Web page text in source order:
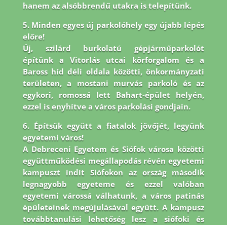
hanem az alsóbbrendű utakra is telepítünk.
5. Minden egyes új parkolóhely egy újabb lépés
előre!
Új, szilárd burkolatú gépjárműparkolót
építünk a Vitorlás utcai körforgalom és a
Baross híd déli oldala közötti, önkormányzati
területen, a mostani murvás parkoló és az
egykori, romossá lett Bahart-épület helyén,
ezzel is enyhítve a város parkolási gondjain.
6. Építsük együtt a fiatalok jövőjét, legyünk
egyetemi város!
A Debreceni Egyetem és Siófok városa közötti
együttműködési megállapodás révén egyetemi
kampuszt indít Siófokon az ország második
legnagyobb egyeteme és ezzel valóban
egyetemi várossá válhatunk, a város patinás
épületeinek megújulásával együtt. A kampusz
továbbtanulási lehetőség lesz a siófoki és